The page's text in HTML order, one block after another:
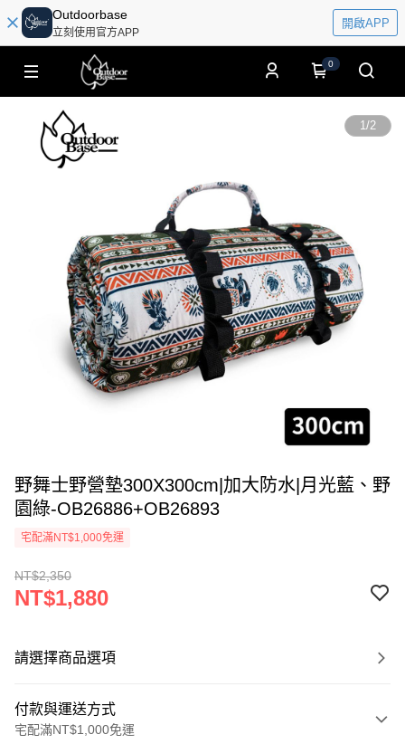
Outdoorbase
立刻使用官方APP
開啟APP
0
1/2
野舞士野營墊300X300cm|加大防水|月光藍、野
園綠-OB26886+OB26893
宅配滿NT$1,000免運
NT$2,350
NT$1,880
請選擇商品選項
付款與運送方式
宅配滿NT$1,000免運